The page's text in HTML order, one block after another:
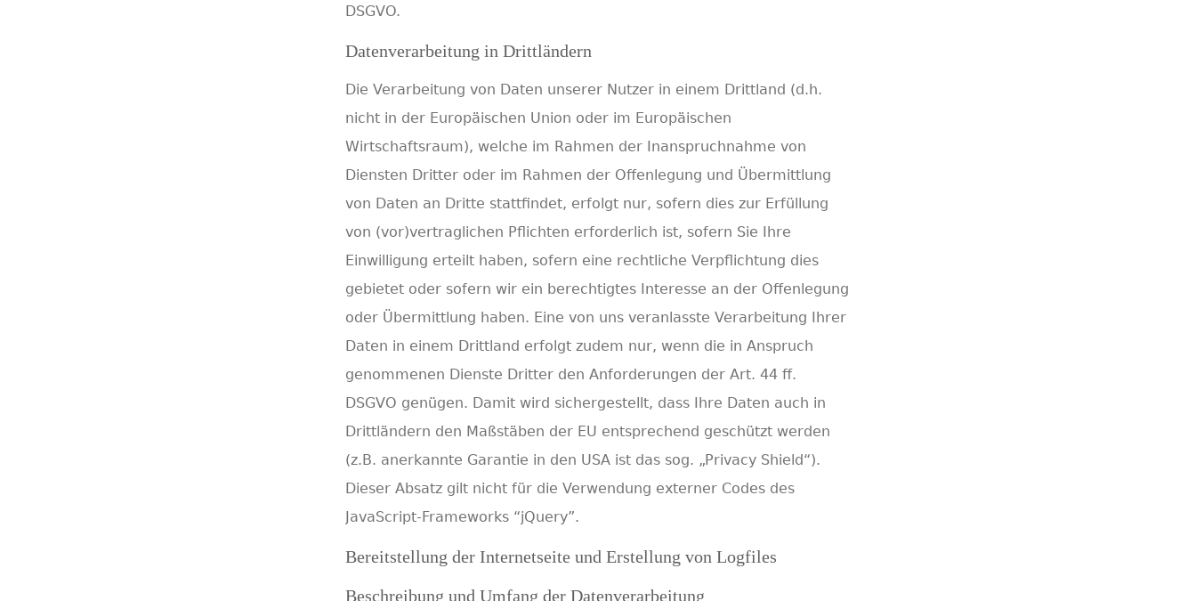
DSGVO.
Datenverarbeitung in Drittländern
Die Verarbeitung von Daten unserer Nutzer in einem Drittland (d.h.
nicht in der Europäischen Union oder im Europäischen
Wirtschaftsraum), welche im Rahmen der Inanspruchnahme von
Diensten Dritter oder im Rahmen der Offenlegung und Übermittlung
von Daten an Dritte stattfindet, erfolgt nur, sofern dies zur Erfüllung
von (vor)vertraglichen Pflichten erforderlich ist, sofern Sie Ihre
Einwilligung erteilt haben, sofern eine rechtliche Verpflichtung dies
gebietet oder sofern wir ein berechtigtes Interesse an der Offenlegung
oder Übermittlung haben. Eine von uns veranlasste Verarbeitung Ihrer
Daten in einem Drittland erfolgt zudem nur, wenn die in Anspruch
genommenen Dienste Dritter den Anforderungen der Art. 44 ff.
DSGVO genügen. Damit wird sichergestellt, dass Ihre Daten auch in
Drittländern den Maßstäben der EU entsprechend geschützt werden
(z.B. anerkannte Garantie in den USA ist das sog. „Privacy Shield“).
Dieser Absatz gilt nicht für die Verwendung externer Codes des
JavaScript-Frameworks “jQuery”.
Bereitstellung der Internetseite und Erstellung von Logfiles
Beschreibung und Umfang der Datenverarbeitung